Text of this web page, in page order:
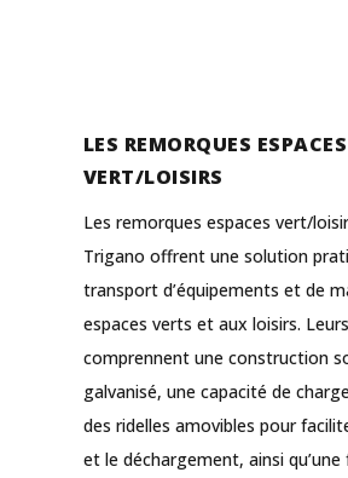
LES REMORQUES ESPACES
VERT/LOISIRS
Les remorques espaces vert/
Trigano offrent une solution
transport d’équipements et de
espaces verts et aux loisirs.
comprennent une construction
galvanisé, une capacité de
des ridelles amovibles pour
et le déchargement, ainsi